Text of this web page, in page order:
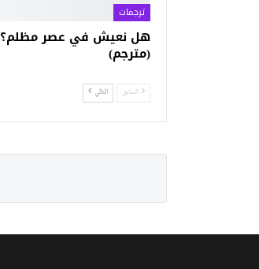
ترجمات
هل نعيش في عصر مظلم؟
(مترجم)
السابق التالي